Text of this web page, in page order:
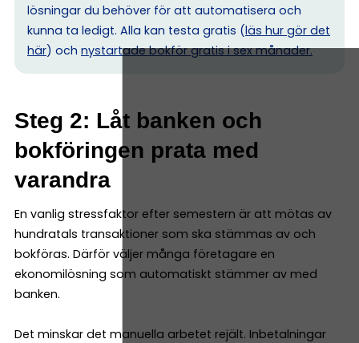
lösningar du behöver för att automatisera och
kunna ta ledigt. Alla kan testa gratis (läs hur gör det
här) och nystartade bokför gratis i sex månader.
Steg 2: Låt banken och
bokföringen prata med
varandra
En vanlig stressfaktor efter semestern är att mötas av
hundratals transaktioner som ska stämmas av och
bokföras. Därför väljer många företagare en
ekonomilösning som automatiskt stämmer av med
banken.
Det minskar det manuella arbetet rejält. Inbetalningar